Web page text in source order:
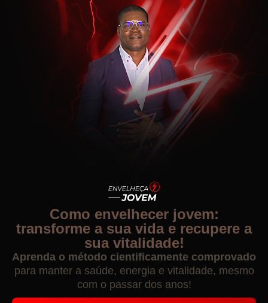
Como envelhecer jovem:
transforme a sua vida e recupere a
sua vitalidade!
Aprenda o método cientificamente comprovado
para manter a saúde, energia e vitalidade, mesmo
com o passar dos anos!